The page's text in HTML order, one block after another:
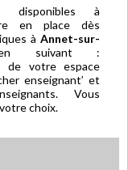
disponibles à
en place dès
à Annet-sur-
suivant :
de votre espace
enseignant’ et
Vous
choix.